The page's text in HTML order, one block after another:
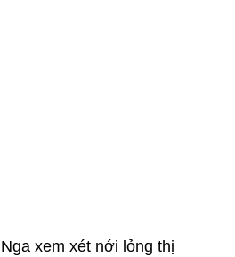
Nga xem xét nới lỏng thị